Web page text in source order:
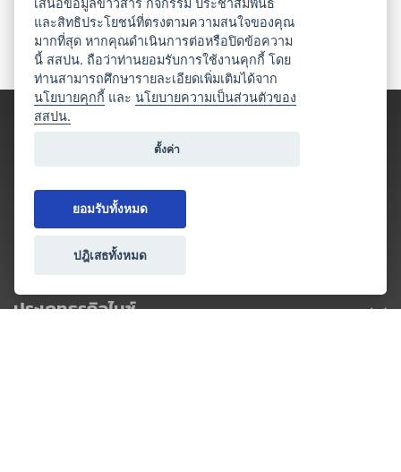
ประเภทธุรกิจไมซ์
และสิทธิประโยชน์ที่ตรงตามความสนใจของคุณ
มากที่สุด หากคุณดำเนินการต่อหรือปิดข้อความ
นี้ สสปน. ถือว่าท่านยอมรับการใช้งานคุกกี้ โดย
ท่านสามารถศึกษารายละเอียดเพิ่มเติมได้จาก
นโยบายคุกกี้ และนโยบายความเป็นส่วนตัวของ
สสปน.
ตั้งค่า
ยอมรับทั้งหมด
ปฎิเสธทั้งหมด